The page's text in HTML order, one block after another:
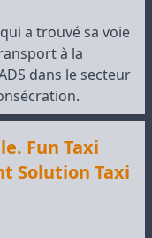
a trouvé sa voie
à la
dans le secteur
Fun Taxi
Solution Taxi